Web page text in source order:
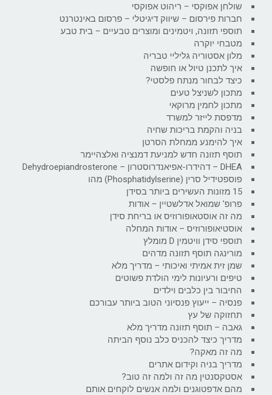
שולחן אפוקסי – ריהוט אפוקסי
חברות פירסום – שיווק דיגיטלי – פרסום באינטרנט
תוספי תזונה, ויטמינים ומוצרים טבעיים – בית טבע
מטבחי יוקרה
מלון אסטוריה גליליי טבריה
איך לתכנן טיול או חופשה
כיצד לבחור מנתח פלסטי?
מתכון לשניצל טעים
מתכון לחמין מרוקאי
מדפסת לייזר למשרד
בניה והקמת בריכות שחיה
איך להימנע ממחלת הסרטן
תוסף תזונה חדש למניעת דמנציה ואלצהיימר
DHEA – דהידרו-אפיאנדרוסטרון – Dehydroepiandrosterone
פוספטידיל סרין (Phosphatidylserine) מהו
15 מזונות העשירים ביותר בסידן
פרופ' שמואל אדלשטיין – אודות
מה זה אוסטאופורוזיס או בריחת סידן
אוסטיאופורוזיס – אודות המחלה
תוספי סידן וויטמין D מומלץ
מורינגה תוסף תזונה מדהים
שמן זית אמיתי ואיכותי – מדריך מלא
טיפים ורעיונות לימי הולדת פשוטים
החיבור בין כלבים וילדים
פנסיה – ייעוץ פנסיוני הטוב ביותר עבורכם
תחזוקה של עץ
גאבה – תוסף תזונה מדריך מלא
מדריך כיצד להכניס כלב נוסף הביתה
מה זה מאקה?
מדריך בניה וקידום אתרים
אסטקסנטין מה זה ולמה זה טוב?
מהם אדפטוגנים ולמה אנשים לוקחים אותם